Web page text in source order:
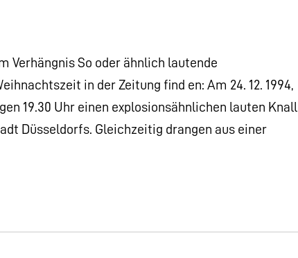
Verhängnis So oder ähnlich lautende
in der Zeitung find en: Am 24. 12. 1994,
19.30 Uhr einen explosionsähnlichen lauten Knall
Düsseldorfs. Gleichzeitig drangen aus einer